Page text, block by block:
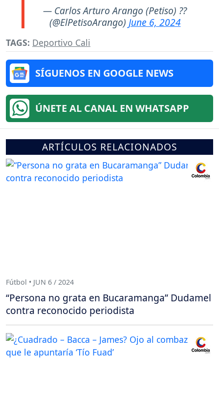
— Carlos Arturo Arango (Petiso) ??
(@ElPetisoArango) June 6, 2024
TAGS: Deportivo Cali
SÍGUENOS EN GOOGLE NEWS
ÚNETE AL CANAL EN WHATSAPP
ARTÍCULOS RELACIONADOS
Fútbol • JUN 6 / 2024
“Persona no grata en Bucaramanga” Dudamel
contra reconocido periodista